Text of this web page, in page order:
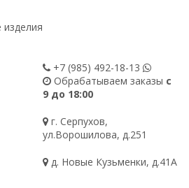
изделия
+7 (985) 492-18-13
Обрабатываем заказы с
9 до 18:00
г. Серпухов,
ул.Ворошилова, д.251
д. Новые Кузьменки, д.41А